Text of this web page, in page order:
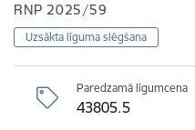
RNP 2025/59
Uzsākta līguma slēgšana
Paredzamā līgumcena
43805.5